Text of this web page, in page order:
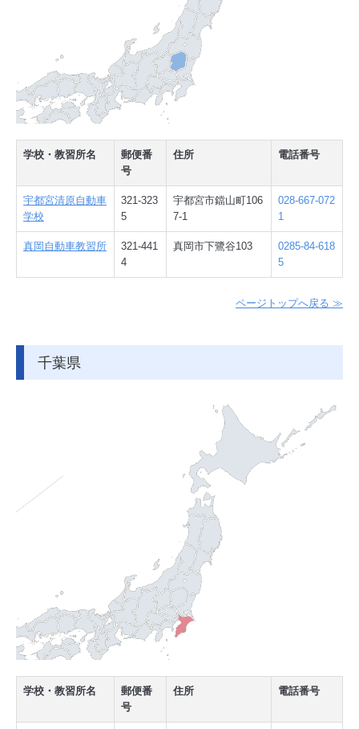
学校・教習所名
郵便番
号
住所 電話番号
宇都宮清原自動車
学校
321-323
5
宇都宮市鐺山町106
7-1
028-667-072
1
真岡自動車教習所
321-441
4
真岡市下鷺谷103
0285-84-618
5
ページトップへ戻る ≫
千葉県
学校・教習所名
郵便番
号
住所 電話番号